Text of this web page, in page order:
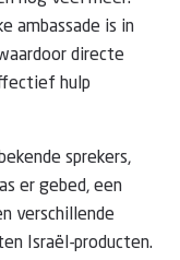
ambassade is in
directe
hulp
sprekers,
er gebed, een
verschillende
Israël-producten.